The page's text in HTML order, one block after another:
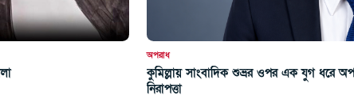
অপরাধ
কুমিল্লায় সাংবাদিক শুভ্রর ওপর এক যুগ ধরে
নিরাপত্তা